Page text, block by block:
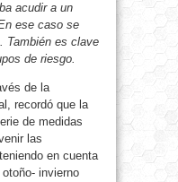
acudir a un
ese caso se
También es clave
de riesgo.
de la
recordó que la
de medidas
las
en cuenta
invierno